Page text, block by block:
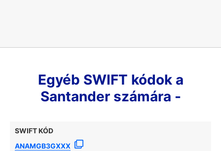
Egyéb SWIFT kódok a
Santander számára -
SWIFT KÓD
ANAMGB3GXXX